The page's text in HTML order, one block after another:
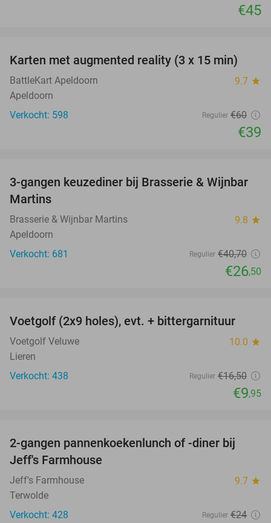
€45
35%
Karten met augmented reality (3 x 15 min)
BattleKart Apeldoorn 9.7 star
Apeldoorn
Verkocht: 598
Regulier €60
€39
35%
3-gangen keuzediner bij Brasserie & Wijnbar
Martins
Brasserie & Wijnbar Martins 9.8 star
Apeldoorn
Verkocht: 681
Regulier €40,70
€26,50
40%
Voetgolf (2x9 holes), evt. + bittergarnituur
Voetgolf Veluwe 10.0 star
Lieren
Verkocht: 438
Regulier €16,50
€9,95
38%
2-gangen pannenkoekenlunch of -diner bij
Jeff's Farmhouse
Jeff's Farmhouse 9.7 star
Terwolde
Verkocht: 428
Regulier €24